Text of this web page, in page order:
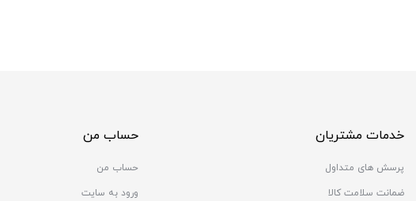
خدمات مشتریان
پرسش های متداول
ضمانت سلامت کالا
حساب من
حساب من
ورود به سایت